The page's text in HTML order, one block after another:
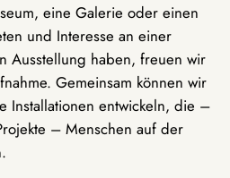
eine Galerie oder einen
und Interesse an einer
Ausstellung haben, freuen wir
Gemeinsam können wir
Installationen entwickeln, die –
– Menschen auf der